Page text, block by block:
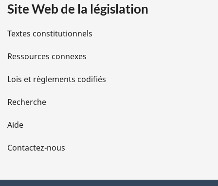
i
l
s
d
e
l
a
Site Web de la législation
Textes constitutionnels
Ressources connexes
Lois et règlements codifiés
Recherche
Aide
Contactez-nous